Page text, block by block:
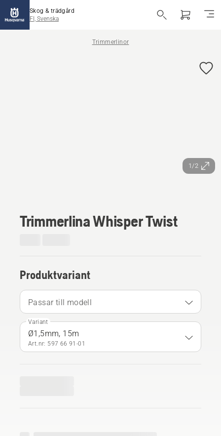
Skog & trädgård
FI, Svenska
Trimmerlinor
1/2
Trimmerlina Whisper Twist
Produktvariant
Passar till modell
Variant
Ø1,5mm, 15m
Art.nr: 597 66 91‑01